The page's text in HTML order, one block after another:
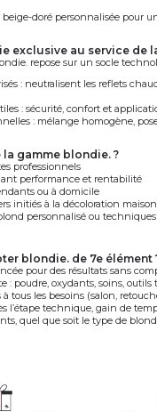
beige-doré personnalisée pour
exclusive au service de
repose sur un socle
: neutralisent les reflets
: sécurité, confort et
: mélange homogène,
la gamme blondie. ?
professionnels
performance et rentabilité
ou à domicile
initiés à la décoloration
personnalisé ou
blondie. de 7e élément
pour des résultats sans
: poudre, oxydants, soins,
à tous les besoins (salon,
l’étape technique, gain de
, quel que soit le type de